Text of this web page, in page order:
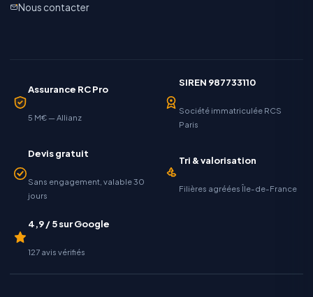
Nous contacter
Assurance RC Pro
5 M€ — Allianz
SIREN 987733110
Société immatriculée RCS
Paris
Devis gratuit
Sans engagement, valable 30
jours
Tri & valorisation
Filières agréées Île-de-France
4,9 / 5 sur Google
127 avis vérifiés